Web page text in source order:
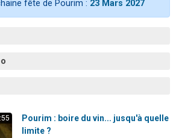
fête de Pourim : 23 Mars 2027
Pourim : boire du vin... jusqu'à quelle
limite ?